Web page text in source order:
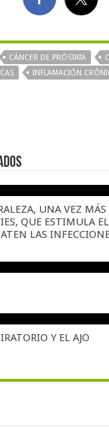
CÁNCER DE PRÓSTATA
INFLAMACIÓN
UNA VEZ MÁS
QUE ESTIMULA
LAS
Y EL AJO